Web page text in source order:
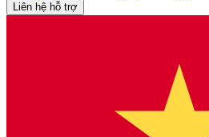
Liên hệ hỗ trợ